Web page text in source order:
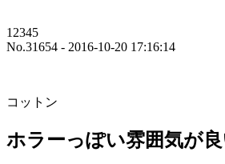
12345
No.31654 - 2016-10-20 17:16:14
コットン
ホラーっぽい雰囲気が